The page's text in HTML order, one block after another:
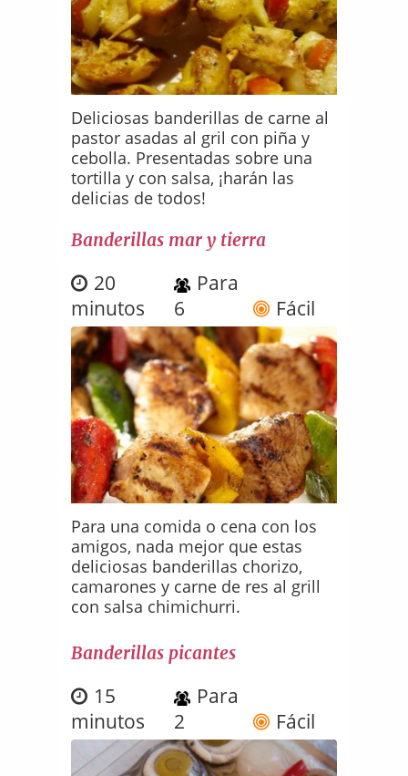
Deliciosas banderillas de carne al
pastor asadas al gril con piña y
cebolla. Presentadas sobre una
tortilla y con salsa, ¡harán las
delicias de todos!
Banderillas mar y tierra
20
minutos
Para
6
Fácil
Para una comida o cena con los
amigos, nada mejor que estas
deliciosas banderillas chorizo,
camarones y carne de res al grill
con salsa chimichurri.
Banderillas picantes
15
minutos
Para
2
Fácil